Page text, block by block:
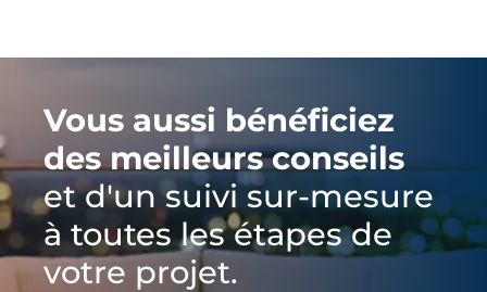
Vous aussi bénéficiez
des meilleurs conseils
et d'un suivi sur-mesure
à toutes les étapes de
votre projet.